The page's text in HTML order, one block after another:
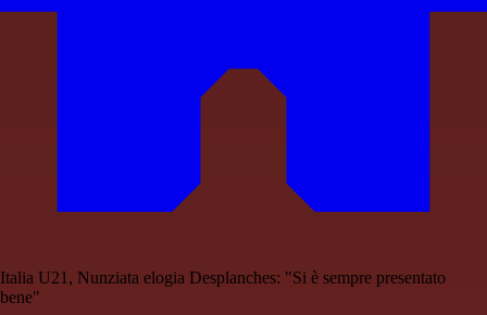
Italia U21, Nunziata elogia Desplanches: "Si è sempre presentato
bene"